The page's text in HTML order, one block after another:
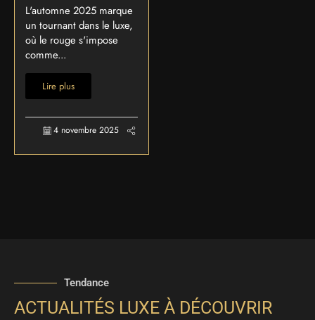
L'automne 2025 marque
un tournant dans le luxe,
où le rouge s'impose
comme...
Lire plus
4 novembre 2025
Tendance
ACTUALITÉS LUXE À DÉCOUVRIR